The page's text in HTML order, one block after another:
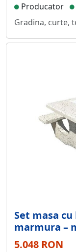
Producator
Gradina, curte,
Set masa
marmura –
5.048 RON